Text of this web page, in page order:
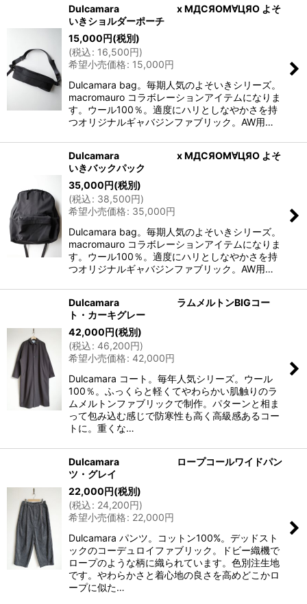
Dulcamara x MДCЯOM∀ЦЯO よそ
いきショルダーポーチ
15,000円(税別)
(税込: 16,500円)
希望小売価格: 15,000円
Dulcamara bag。毎期人気のよそいきシリーズ。
macromauro コラボレーションアイテムになりま
す。ウール100％。適度にハリとしなやかさを持
つオリジナルギャバジンファブリック。AW用…
Dulcamara x MДCЯOM∀ЦЯO よそ
いきバックパック
35,000円(税別)
(税込: 38,500円)
希望小売価格: 35,000円
Dulcamara bag。毎期人気のよそいきシリーズ。
macromauro コラボレーションアイテムになりま
す。ウール100％。適度にハリとしなやかさを持
つオリジナルギャバジンファブリック。AW用…
Dulcamara ラムメルトンBIGコー
ト・カーキグレー
42,000円(税別)
(税込: 46,200円)
希望小売価格: 42,000円
Dulcamara コート。毎年人気シリーズ。ウール
100％。ふっくらと軽くてやわらかい肌触りのラ
ムメルトンファブリックで制作。パターンと相ま
って包み込む感じで防寒性も高く高級感あるコー
トに。重くな…
Dulcamara ロープコールワイドパン
ツ・グレイ
22,000円(税別)
(税込: 24,200円)
希望小売価格: 22,000円
Dulcamara パンツ。コットン100%。デッドスト
ックのコーデュロイファブリック。ドビー織機で
ロープのような柄に織られています。色別注生地
です。やわらかさと着心地の良さを高めどこかロ
ープに似た…